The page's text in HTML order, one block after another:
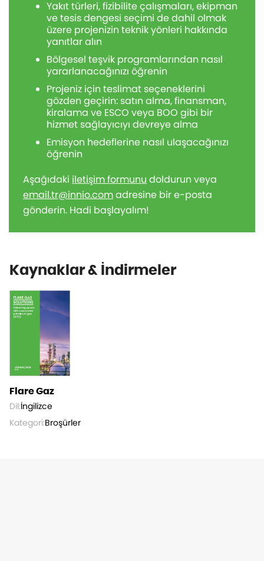
Yakıt türleri, fizibilite çalışmaları, ekipman
ve tesis dengesi seçimi de dahil olmak
üzere projenizin teknik yönleri hakkında
yanıtlar alın
Bölgesel teşvik programlarından nasıl
yararlanacağınızı öğrenin
Projeniz için teslimat seçeneklerini
gözden geçirin: satın alma, finansman,
kiralama ve ESCO veya BOO gibi bir
hizmet sağlayıcıyı devreye alma
Emisyon hedeflerine nasıl ulaşacağınızı
öğrenin
Aşağıdaki iletişim formunu doldurun veya
email.tr@innio.comadresine bir e-posta
gönderin. Hadi başlayalım!
Kaynaklar & İndirmeler
Flare Gaz
Dil:İngilizce
Kategori:Broşürler